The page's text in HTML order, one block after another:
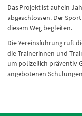
Das Projekt ist auf ein
abgeschlossen. Der
diesem Weg begleiten.
Die Vereinsführung ruft
die Trainerinnen und
um polizeilich präventiv
angebotenen